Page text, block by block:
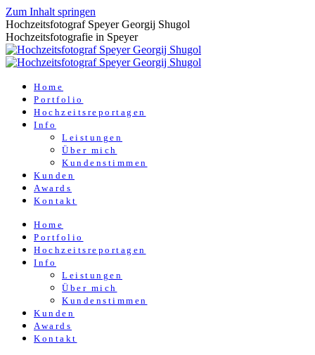
Zum Inhalt springen
Hochzeitsfotograf Speyer Georgij Shugol
Hochzeitsfotografie in Speyer
Home
Portfolio
Hochzeitsreportagen
Info
Leistungen
Über mich
Kundenstimmen
Kunden
Awards
Kontakt
Home
Portfolio
Hochzeitsreportagen
Info
Leistungen
Über mich
Kundenstimmen
Kunden
Awards
Kontakt